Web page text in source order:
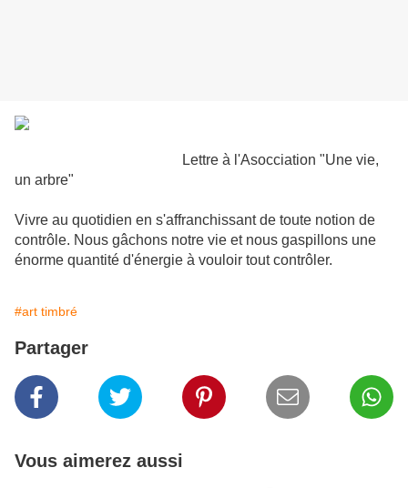
Lettre à l'Asocciation "Une vie,
un arbre"
Vivre au quotidien en s'affranchissant de toute notion de
contrôle. Nous gâchons notre vie et nous gaspillons une
énorme quantité d'énergie à vouloir tout contrôler.
#art timbré
Partager
Vous aimerez aussi